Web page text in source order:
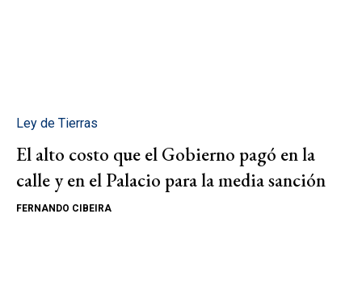
Ley de Tierras
El alto costo que el Gobierno pagó en la
calle y en el Palacio para la media sanción
FERNANDO CIBEIRA